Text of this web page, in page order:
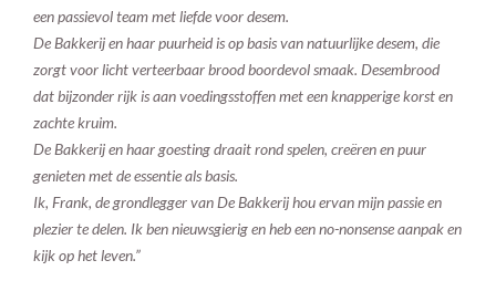
een passievol team met liefde voor desem.
De Bakkerijen haar puurheid is op basis van natuurlijke desem, die
zorgt voor licht verteerbaar brood boordevol smaak. Desembrood
dat bijzonder rijk is aan voedingsstoffen met een knapperige korst en
zachte kruim.
De Bakkerijen haar goesting draait rond spelen, creëren en puur
genieten met de essentie als basis.
Ik, Frank, de grondlegger van De Bakkerijhou ervan mijn passie en
plezier te delen. Ik ben nieuwsgierig en heb een no-nonsense aanpak en
kijk op het leven.”